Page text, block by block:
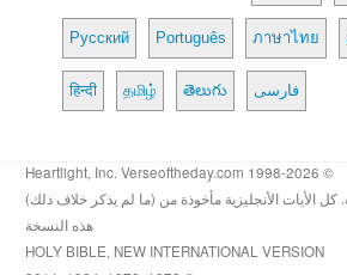
Русский Português ภาษาไทย
हिन्दी தமிழ் తెలుగు فارسی
© 1998-2026 Heartlight, Inc. Verseoftheday.com
الأيات الأنجليزية مأخوذة من (ما لم يذكر خلاف ذلك)
هذه النسخة
HOLY BIBLE, NEW INTERNATIONAL VERSION